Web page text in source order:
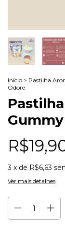
Início > Pastilha
Odore
3 x de R$6,63
Ver mais detalhes